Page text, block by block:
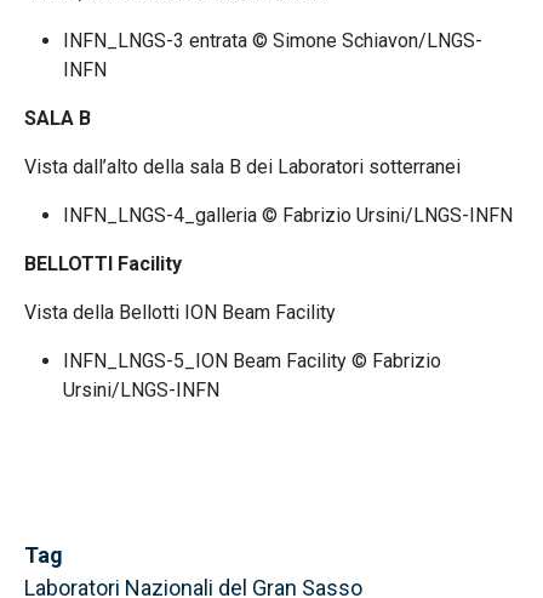
INFN_LNGS-3 entrata © Simone Schiavon/LNGS-
INFN
SALA B
Vista dall’alto della sala B dei Laboratori sotterranei
INFN_LNGS-4_galleria © Fabrizio Ursini/LNGS-INFN
BELLOTTI Facility
Vista della Bellotti ION Beam Facility
INFN_LNGS-5_ION Beam Facility © Fabrizio
Ursini/LNGS-INFN
Tag
Laboratori Nazionali del Gran Sasso